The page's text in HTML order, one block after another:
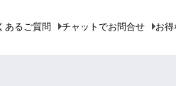
あるご質問 チャットでお問合せ お得